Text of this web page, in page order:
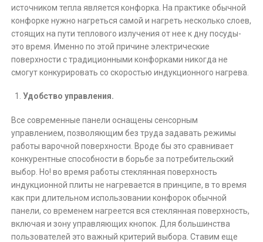
источником тепла является конфорка. На практике обычной
конфорке нужно нагреться самой и нагреть несколько слоев,
стоящих на пути теплового излучения от нее к дну посуды-
это время. Именно по этой причине электрические
поверхности с традиционными конфорками никогда не
смогут конкурировать со скоростью индукционного нагрева.
Удобство управления.
Все современные панели оснащены сенсорным
управлением, позволяющим без труда задавать режимы
работы варочной поверхности. Вроде бы это сравнивает
конкурентные способности в борьбе за потребительский
выбор. Но! во время работы стеклянная поверхность
индукционной плиты не нагревается в принципе, в то время
как при длительном использовании конфорок обычной
панели, со временем нагреется вся стеклянная поверхность,
включая и зону управляющих кнопок. Для большинства
пользователей это важный критерий выбора. Ставим еще